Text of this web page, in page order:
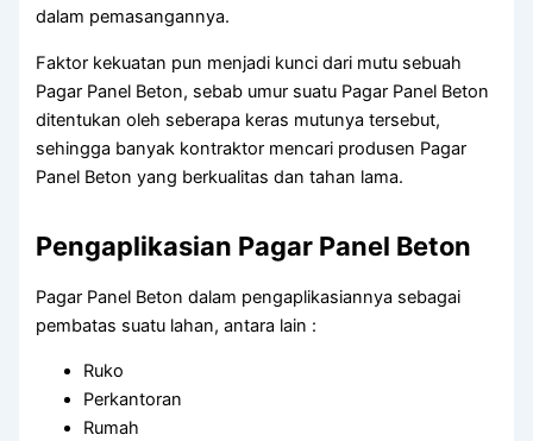
dalam pemasangannya.
Faktor kekuatan pun menjadi kunci dari mutu sebuah
Pagar Panel Beton, sebab umur suatu Pagar Panel Beton
ditentukan oleh seberapa keras mutunya tersebut,
sehingga banyak kontraktor mencari produsen Pagar
Panel Beton yang berkualitas dan tahan lama.
Pengaplikasian Pagar Panel Beton
Pagar Panel Beton dalam pengaplikasiannya sebagai
pembatas suatu lahan, antara lain :
Ruko
Perkantoran
Rumah